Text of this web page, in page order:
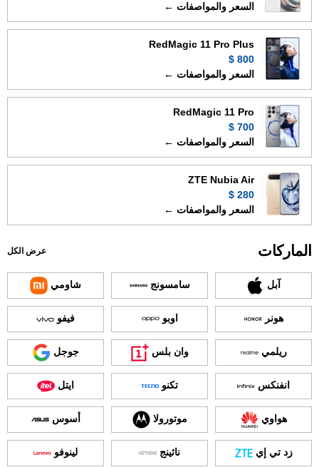
السعر والمواصفات ←
RedMagic 11 Pro Plus
800 $
السعر والمواصفات ←
RedMagic 11 Pro
700 $
السعر والمواصفات ←
ZTE Nubia Air
280 $
السعر والمواصفات ←
الماركات عرض الكل
آبل سامسونج شاومي
هونر اوبو فيفو
ريلمي وان بلس جوجل
انفنكس تكنو ايتل
هواوي موتورولا أسوس
زد تي إي ناثينج لينوفو